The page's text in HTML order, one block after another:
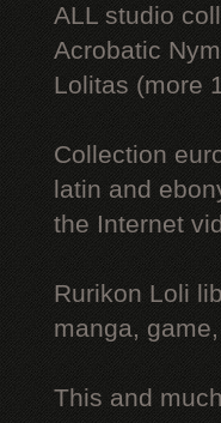
ALL studio
Acrobatic
Lоlitаs (more
Collection
latin and
the Internet
Rurikon Lоli
manga,
This and